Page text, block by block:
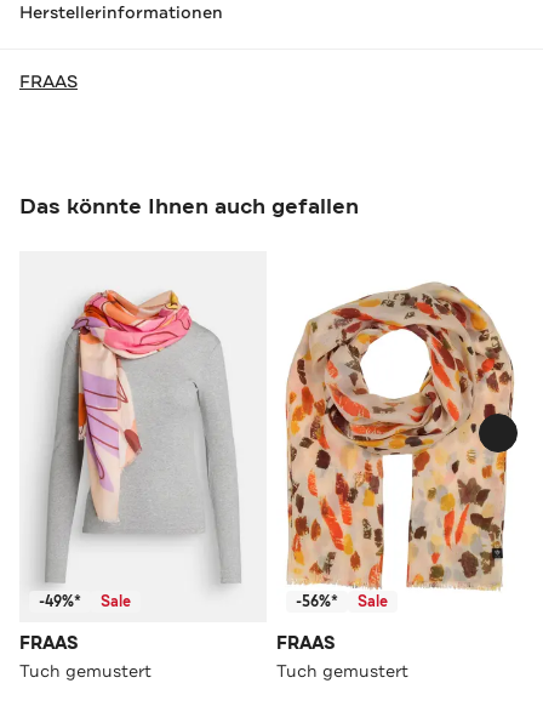
Herstellerinformationen
FRAAS
Das könnte Ihnen auch gefallen
-49%* Sale
FRAAS
Tuch gemustert
-56%* Sale
FRAAS
Tuch gemustert